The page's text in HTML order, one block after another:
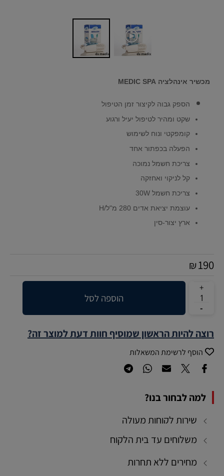
מכשיר אינהלציה MEDIC SPA
הספק גבוה לקיצור זמן הטיפול
שקט ומהיר לטיפול יעיל ורגוע
קומפקטי ונוח לשימוש
הפעלה בכפתור אחד
צריכת חשמל נמוכה
קל לניקוי ואחזקה
צריכת חשמל 30 W
עוצמת יציאת אדים 280 מ"ל/
H
ארץ יצור-סין
₪190
הוספה לסל
רוצה להיות הראשון שמוסיף חוות דעת למוצר זה?
הוסף לרשימת המשאלות
למה לבחור בנו?
שירות לקוחות מעולה
משלוחים עד בית הלקוח
מחירים ללא תחרות